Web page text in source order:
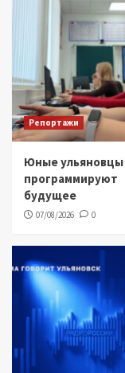
Репортажи
Юные ульяновцы
программируют
будущее
07/08/2026 0